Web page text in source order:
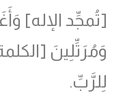
[تُمجِّد الإله]
وَمُرَتِّلِينَ
لِلرَّبِّ.